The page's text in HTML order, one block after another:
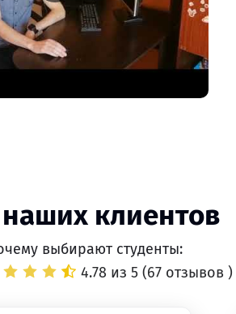
клиентов
выбирают студенты:
4.78 из 5 (67 отзывов )